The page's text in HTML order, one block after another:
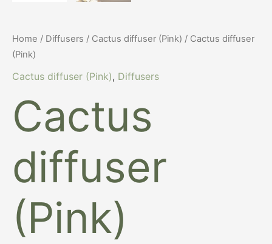
Home / Diffusers / Cactus diffuser (Pink) / Cactus diffuser
(Pink)
Cactus diffuser (Pink), Diffusers
Cactus
diffuser
(Pink)